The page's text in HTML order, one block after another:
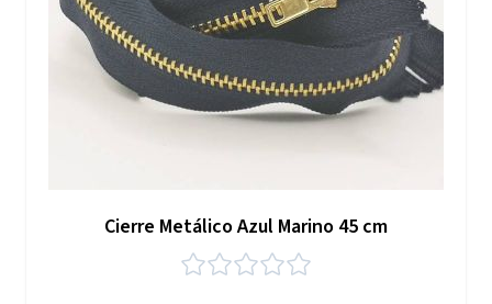
Cierre Metálico Azul Marino 45 cm